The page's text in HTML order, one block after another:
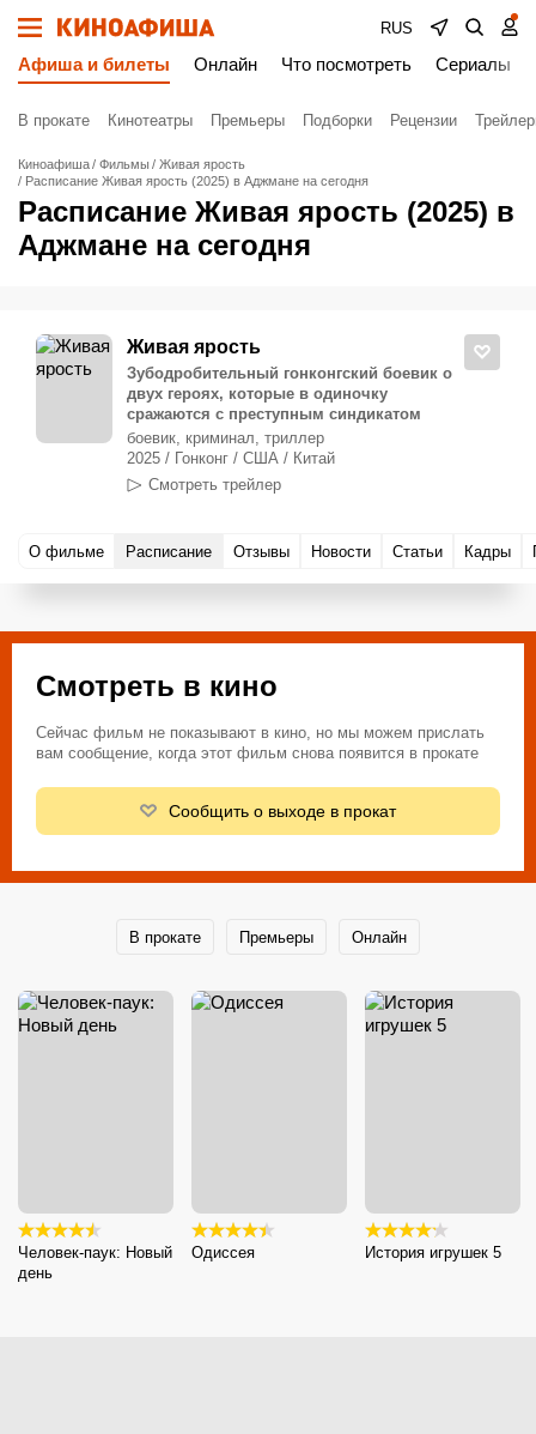
RUS
Афиша и билеты Онлайн Что посмотреть Сериалы
В прокате Кинотеатры Премьеры Подборки Рецензии
Киноафиша Фильмы
Живая ярость
Расписание Живая ярость (2025) в Аджмане на сегодня
Расписание Живая ярость (2025) в
Аджмане на сегодня
Живая ярость
Зубодробительный гонконгский боевик о
двух героях, которые в одиночку
сражаются с преступным синдикатом
боевик, криминал, триллер
2025 / Гонконг / США / Китай
Смотреть трейлер
О фильме Расписание Отзывы Новости Статьи Кадры
Смотреть в кино
Сейчас фильм не показывают в кино, но мы можем прислать
вам сообщение, когда этот фильм снова появится в прокате
Сообщить о выходе в прокат
В прокате Премьеры Онлайн
Человек-паук: Новый
день
Одиссея История игрушек 5